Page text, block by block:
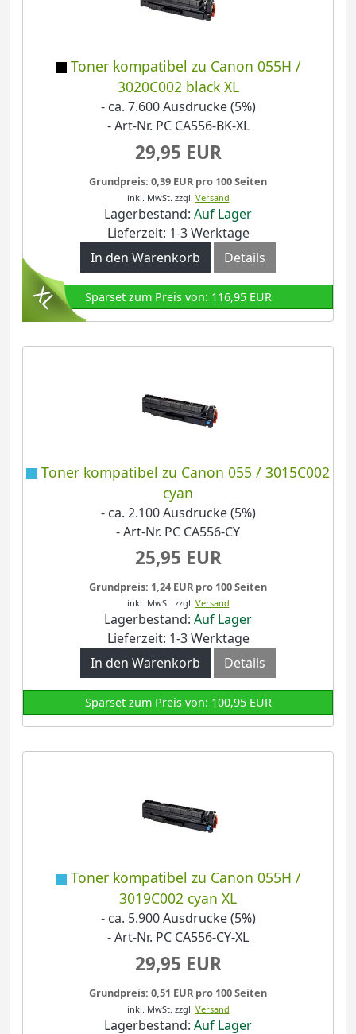
Toner kompatibel zu Canon 055H /
3020C002 black XL
- ca. 7.600 Ausdrucke (5%)
- Art-Nr. PC CA556-BK-XL
29,95 EUR
Grundpreis: 0,39 EUR pro 100 Seiten
inkl. MwSt. zzgl. Versand
Lagerbestand: Auf Lager
Lieferzeit: 1-3 Werktage
In den Warenkorb
Details
Sparset zum Preis von: 116,95 EUR
Toner kompatibel zu Canon 055 / 3015C002
cyan
- ca. 2.100 Ausdrucke (5%)
- Art-Nr. PC CA556-CY
25,95 EUR
Grundpreis: 1,24 EUR pro 100 Seiten
inkl. MwSt. zzgl. Versand
Lagerbestand: Auf Lager
Lieferzeit: 1-3 Werktage
In den Warenkorb
Details
Sparset zum Preis von: 100,95 EUR
Toner kompatibel zu Canon 055H /
3019C002 cyan XL
- ca. 5.900 Ausdrucke (5%)
- Art-Nr. PC CA556-CY-XL
29,95 EUR
Grundpreis: 0,51 EUR pro 100 Seiten
inkl. MwSt. zzgl. Versand
Lagerbestand: Auf Lager